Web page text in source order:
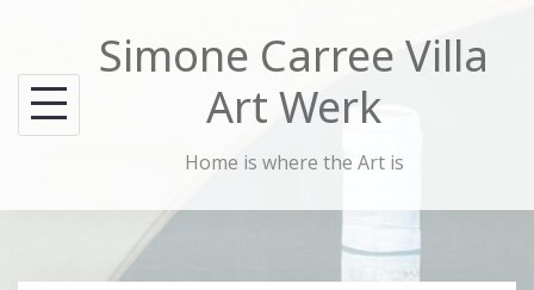
content
Simone Carree Villa
Art Werk
Home is where the Art is